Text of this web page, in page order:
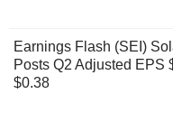
Earnings Flash (SEI)
Posts Q2 Adjusted EPS
$0.38